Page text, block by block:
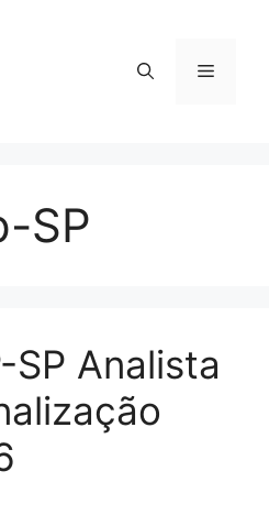
Menu
SP
SP Analista